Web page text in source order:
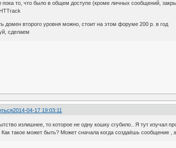
пока то, что было в общем доступе (кроме личных сообщений,
домен второго уровня можно, стоит на этом форуме 200 р. в год
сделаем
2014-04-17 19:03:11
излишнее, то которое не одну кошку сгубило.. Я тут изучал
Как такое может быть? Может сначала когда создаёшь сообщение ,